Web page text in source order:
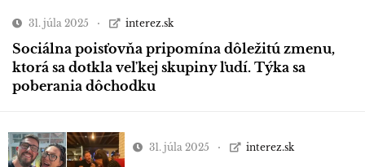
31. júla 2025 interez.sk
Sociálna poisťovňa pripomína dôležitú zmenu,
ktorá sa dotkla veľkej skupiny ľudí. Týka sa
poberania dôchodku
31. júla 2025 interez.sk